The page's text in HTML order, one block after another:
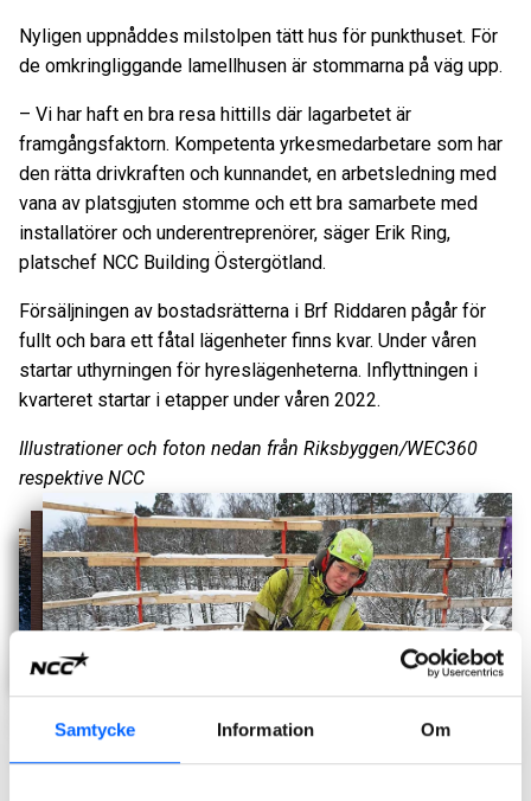
Samtycke Information Om
Nyligen uppnåddes milstolpen tätt hus för punkthuset. För
de omkringliggande lamellhusen är stommarna på väg upp.
– Vi har haft en bra resa hittills där lagarbetet är
framgångsfaktorn. Kompetenta yrkesmedarbetare som har
den rätta drivkraften och kunnandet, en arbetsledning med
vana av platsgjuten stomme och ett bra samarbete med
installatörer och underentreprenörer, säger Erik Ring,
platschef NCC Building Östergötland.
Försäljningen av bostadsrätterna i Brf Riddaren pågår för
fullt och bara ett fåtal lägenheter finns kvar. Under våren
startar uthyrningen för hyreslägenheterna. Inflyttningen i
kvarteret startar i etapper under våren 2022.
Illustrationer och foton nedan från Riksbyggen/WEC360
respektive NCC